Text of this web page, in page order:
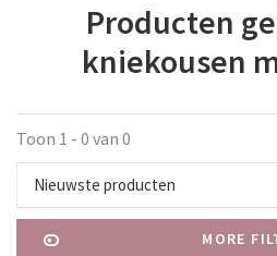
Producten
kniekousen
Toon 1 - 0 van 0
Nieuwste producten
MORE